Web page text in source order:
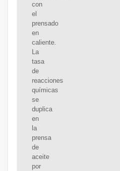
con
el
prensado
en
caliente.
La
tasa
de
reacciones
químicas
se
duplica
en
la
prensa
de
aceite
por